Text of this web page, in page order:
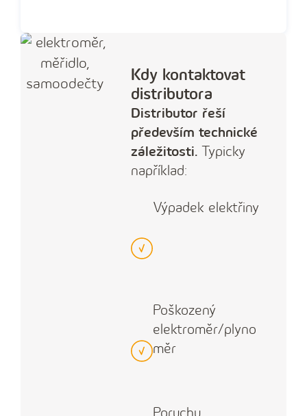
Kdy kontaktovat
distributora
Distributor řeší
především technické
záležitosti.Typicky
například:
Výpadek elektřiny
Poškozený
elektroměr/plyno
měr